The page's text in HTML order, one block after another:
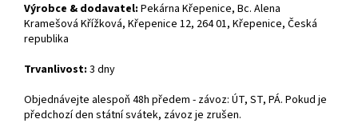
Výrobce & dodavatel: Pekárna Křepenice, Bc. Alena
Kramešová Křížková, Křepenice 12, 264 01, Křepenice, Česká
republika
Trvanlivost: 3 dny
Objednávejte alespoň 48h předem - závoz: ÚT, ST, PÁ. Pokud je
předchozí den státní svátek, závoz je zrušen.